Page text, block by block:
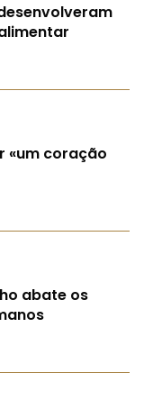
«um coração
abate os